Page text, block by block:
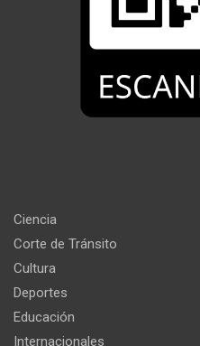
Ciencia
Corte de Tránsito
Cultura
Deportes
Educación
Internacionales